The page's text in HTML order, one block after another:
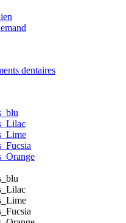
dentaires